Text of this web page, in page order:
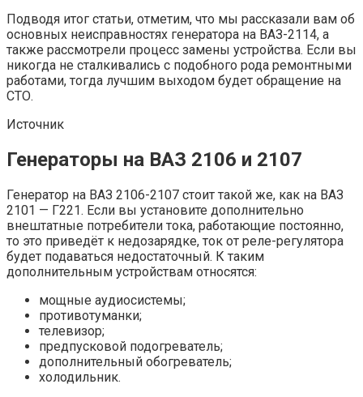
Подводя итог статьи, отметим, что мы рассказали вам об
основных неисправностях генератора на ВАЗ-2114, а
также рассмотрели процесс замены устройства. Если вы
никогда не сталкивались с подобного рода ремонтными
работами, тогда лучшим выходом будет обращение на
СТО.
Источник
Генераторы на ВАЗ 2106 и 2107
Генератор на ВАЗ 2106-2107 стоит такой же, как на ВАЗ
2101 — Г221. Если вы установите дополнительно
внештатные потребители тока, работающие постоянно,
то это приведёт к недозарядке, ток от реле-регулятора
будет подаваться недостаточный. К таким
дополнительным устройствам относятся:
мощные аудиосистемы;
противотуманки;
телевизор;
предпусковой подогреватель;
дополнительный обогреватель;
холодильник.